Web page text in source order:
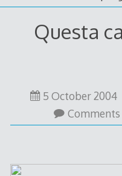
Questa
5 October 2004